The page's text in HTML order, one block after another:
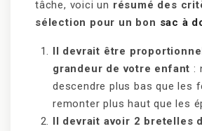
tâche, voici un résumé des
sélection pour un bon sac à
Il devrait être
grandeur de votre enfant :
descendre plus bas que les
remonter plus haut que les
Il devrait avoir 2 bretelles